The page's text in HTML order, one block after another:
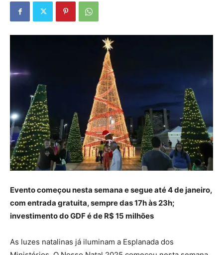
Evento começou nesta semana e segue até 4 de janeiro,
com entrada gratuita, sempre das 17h às 23h;
investimento do GDF é de R$ 15 milhões
As luzes natalinas já iluminam a Esplanada dos